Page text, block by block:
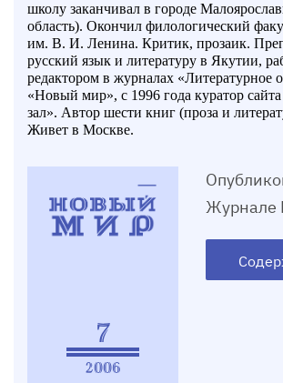
школу заканчивал в городе
область). Окончил филологический
им. В. И. Ленина. Критик, прозаик.
русский язык и литературу в Якутии,
редактором в журналах «Литературное
«Новый мир», с 1996 года куратор
зал». Автор шести книг (проза и
Живет в Москве.
7
2006